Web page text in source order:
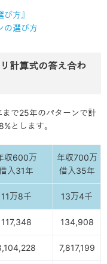
方』
の選び方
計算式の答え合わ
で25年のパターンで計
とします。
収600万
入31年
年収700万
借入35年
11万8千 13万4千
117,348 134,908
7,817,199